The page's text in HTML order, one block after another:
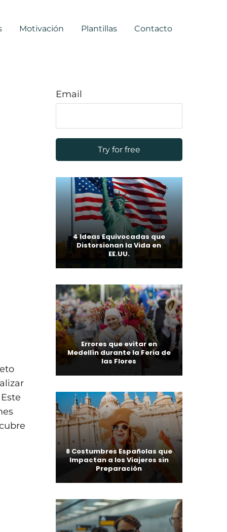
Motivación Plantillas Contacto
Email
4 Ideas Equivocadas que
Distorsionan la Vida en
EE.UU.
Errores que evitar en
Medellín durante la Feria de
las Flores
8 Costumbres Españolas que
Impactan a los Viajeros sin
Preparación